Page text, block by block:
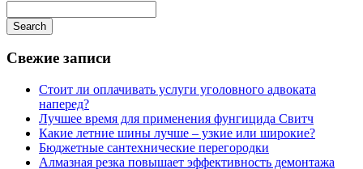
Search
Свежие записи
Стоит ли оплачивать услуги уголовного адвоката
наперед?
Лучшее время для применения фунгицида Свитч
Какие летние шины лучше – узкие или широкие?
Бюджетные сантехнические перегородки
Алмазная резка повышает эффективность демонтажа